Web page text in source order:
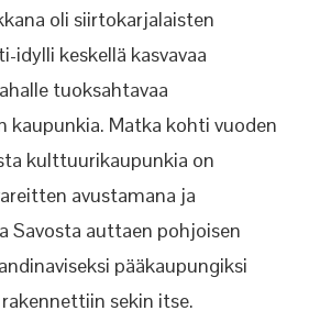
oli siirtokarjalaisten
idylli keskellä kasvavaa
tuoksahtavaa
kaupunkia. Matka kohti vuoden
kulttuurikaupunkia on
avustamana ja
Savosta auttaen pohjoisen
pääkaupungiksi
sekin itse.